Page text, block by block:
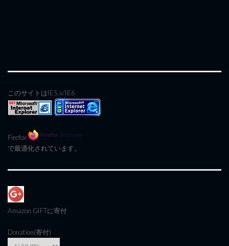
このサイトはIE5.x/IE6
Firefox
で最適化されています。
Amazon GIFTに寄付
Donation(寄付)